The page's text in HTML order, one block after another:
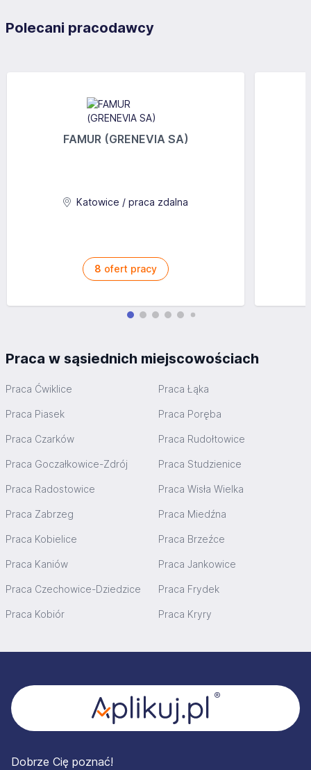
Polecani pracodawcy
FAMUR (GRENEVIA SA)
Katowice / praca zdalna
8 ofert pracy
Praca w sąsiednich miejscowościach
Praca Ćwiklice Praca Łąka
Praca Piasek Praca Poręba
Praca Czarków Praca Rudołtowice
Praca Goczałkowice-Zdrój Praca Studzienice
Praca Radostowice Praca Wisła Wielka
Praca Zabrzeg Praca Miedźna
Praca Kobielice Praca Brzeźce
Praca Kaniów Praca Jankowice
Praca Czechowice-Dziedzice Praca Frydek
Praca Kobiór Praca Kryry
Dobrze Cię poznać!